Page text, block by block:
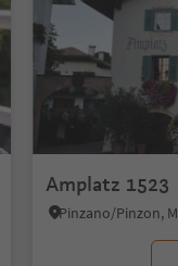
Amplatz 1523